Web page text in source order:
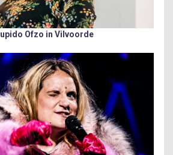
Ofzo in Vilvoorde